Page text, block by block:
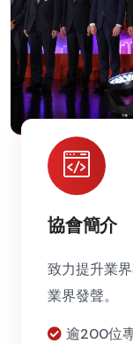
協會簡介
致力提升業
業界發聲。
逾200位